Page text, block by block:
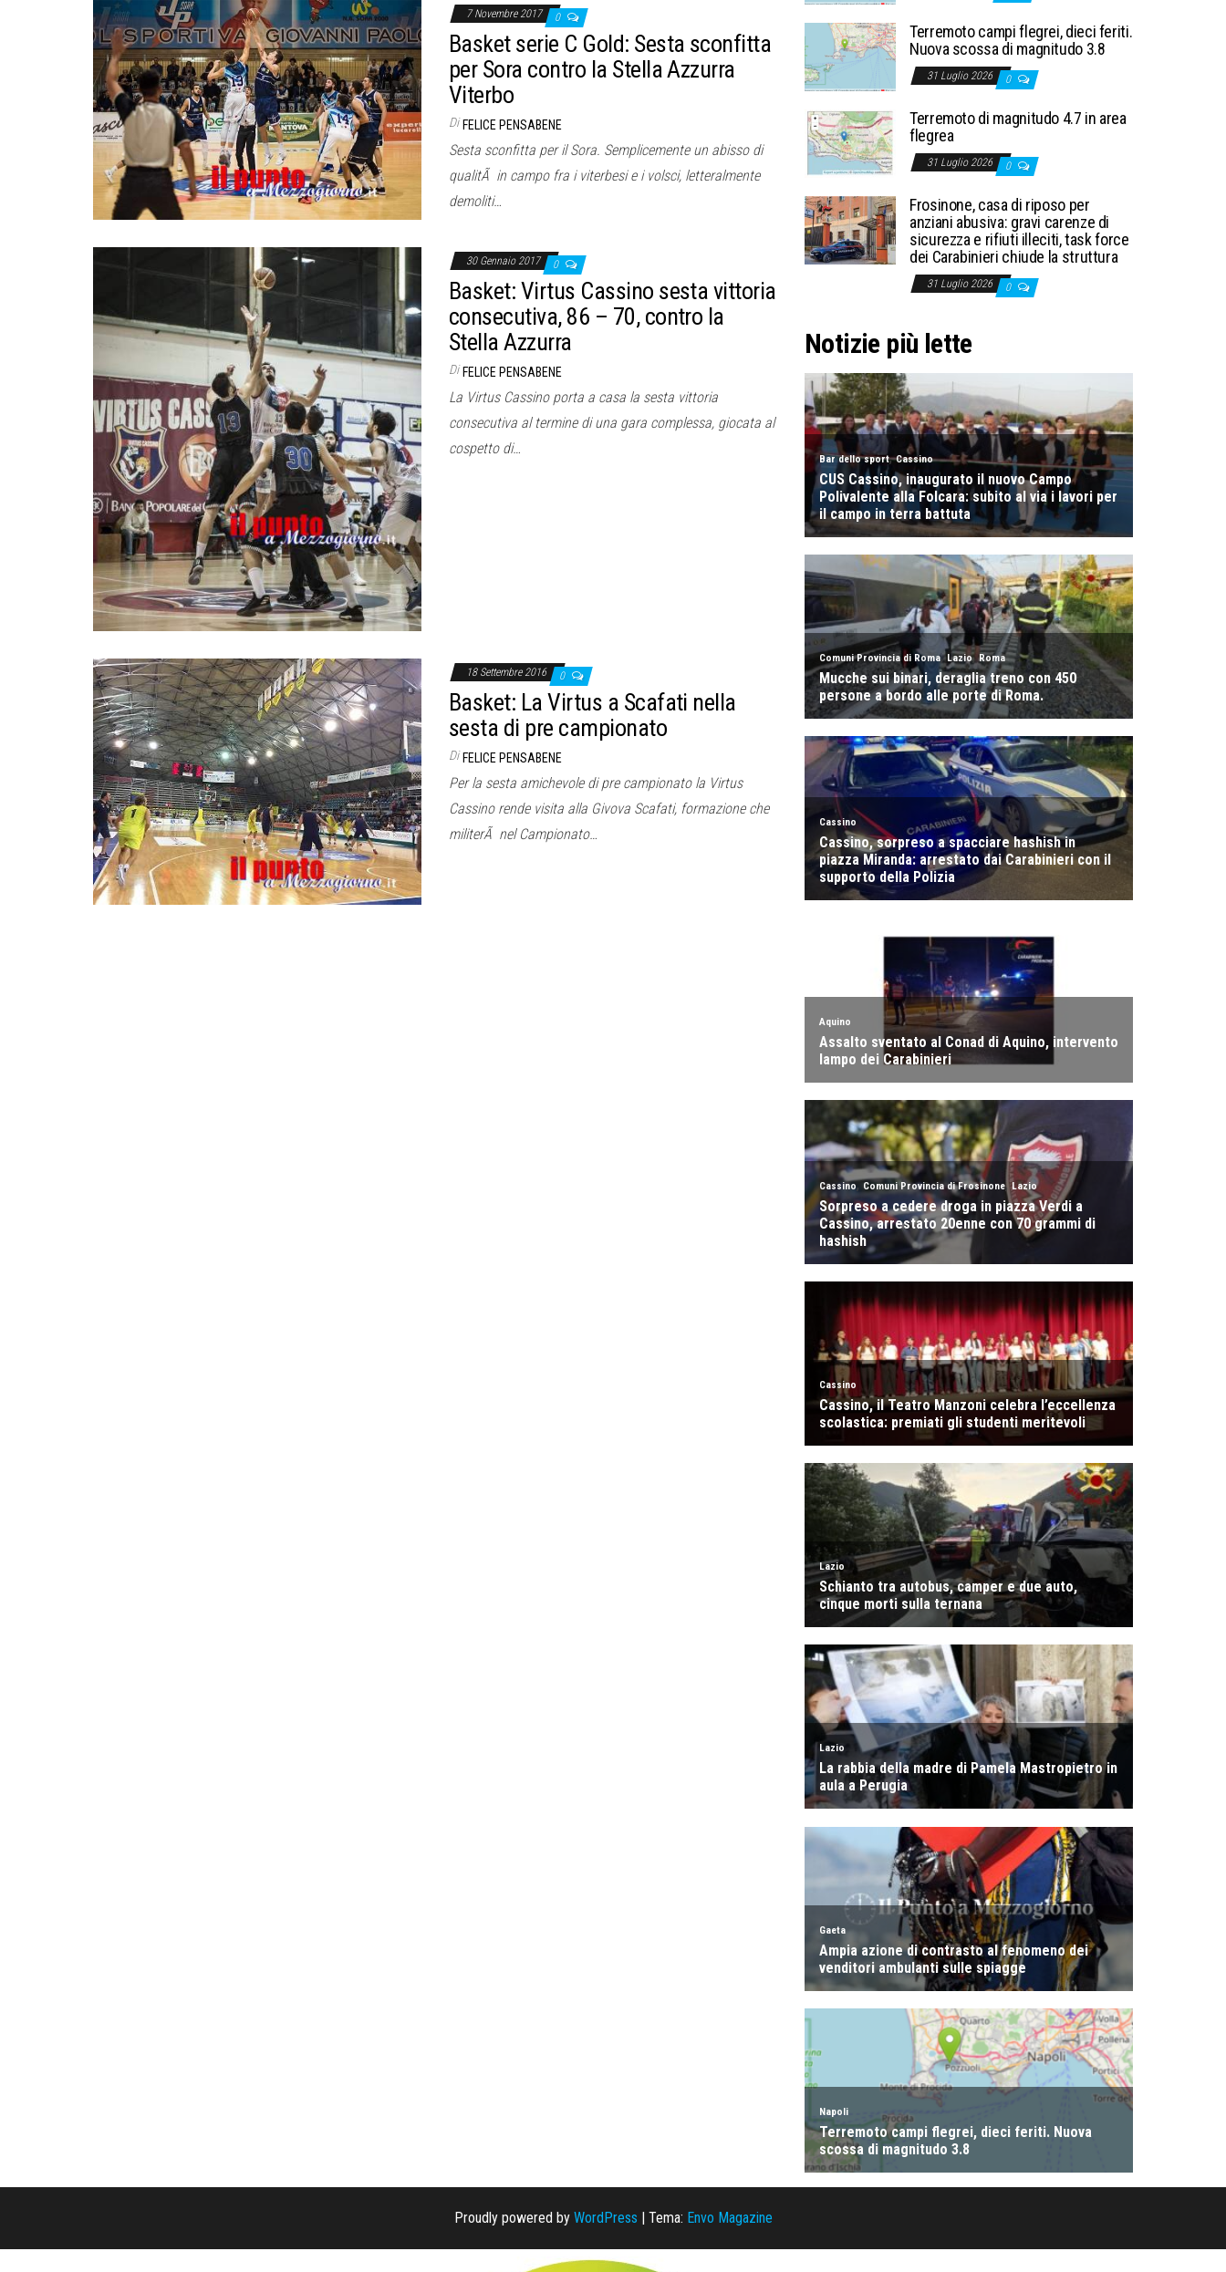
7 Novembre 2017 0
Basket serie C Gold: Sesta sconfitta
per Sora contro la Stella Azzurra
Viterbo
Di FELICE PENSABENE
Sesta sconfitta per il Sora. Semplicemente un abisso di
qualitÃ in campo fra i viterbesi e i volsci, letteralmente
demoliti…
30 Gennaio 2017 0
Basket: Virtus Cassino sesta vittoria
consecutiva, 86 – 70, contro la
Stella Azzurra
Di FELICE PENSABENE
La Virtus Cassino porta a casa la sesta vittoria
consecutiva al termine di una gara complessa, giocata al
cospetto di…
18 Settembre 2016 0
Basket: La Virtus a Scafati nella
sesta di pre campionato
Di FELICE PENSABENE
Per la sesta amichevole di pre campionato la Virtus
Cassino rende visita alla Givova Scafati, formazione che
militerÃ nel Campionato…
Terremoto campi flegrei, dieci feriti.
Nuova scossa di magnitudo 3.8
31 Luglio 2026 0
Terremoto di magnitudo 4.7 in area
flegrea
31 Luglio 2026 0
Frosinone, casa di riposo per
anziani abusiva: gravi carenze di
sicurezza e rifiuti illeciti, task force
dei Carabinieri chiude la struttura
31 Luglio 2026 0
Notizie più lette
Proudly powered by WordPress | Tema: Envo Magazine